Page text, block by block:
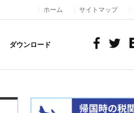
ホーム サイトマップ
ダウンロード